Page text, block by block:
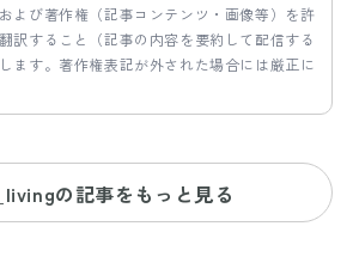
よび著作権（記事コンテンツ・画像等）を許
訳すること（記事の内容を要約して配信する
ます。著作権表記が外された場合には厳正に
の記事をもっと見る